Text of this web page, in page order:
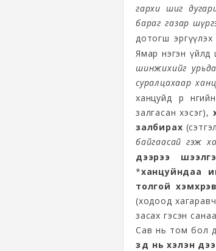
гархи шиг
бараг газар
дотогш
Ямар нэгэн
шинжихийг
суралцахаар
ханцуйд өөр
залгасан хэсэг),
залбирах
байгаасай гэж
дээрээ
*ханцуйндаа
толгой
(ходоод
засах гэсэн
Сав нь том бол
зүүд нь хэлэн